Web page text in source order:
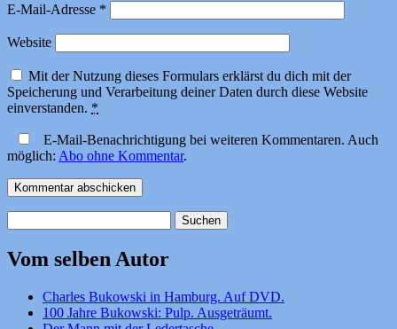
E-Mail-Adresse *
Website
Mit der Nutzung dieses Formulars erklärst du dich mit der
Speicherung und Verarbeitung deiner Daten durch diese Website
einverstanden. *
E-Mail-Benachrichtigung bei weiteren Kommentaren. Auch
möglich: Abo ohne Kommentar.
nach:
Vom selben Autor
Charles Bukowski in Hamburg. Auf DVD.
100 Jahre Bukowski: Pulp. Ausgeträumt.